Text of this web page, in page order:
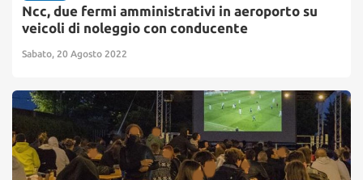
Ncc, due fermi amministrativi in aeroporto su
veicoli di noleggio con conducente
Sabato, 20 Agosto 2022